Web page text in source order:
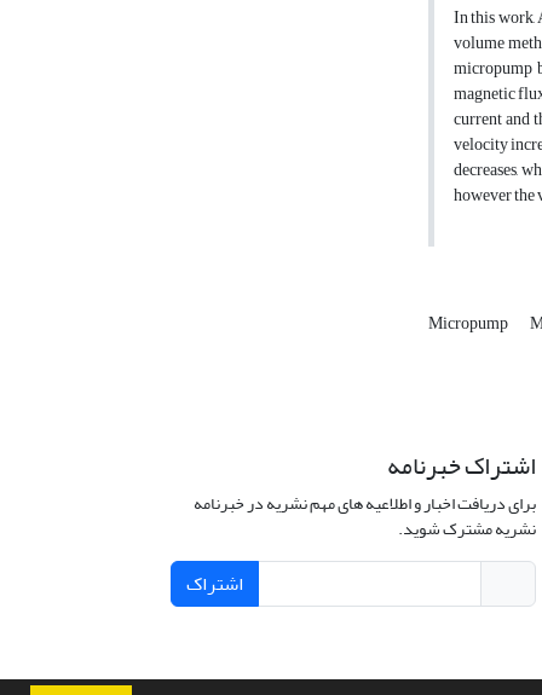
In this
volume
micropump
magnetic
current and
velocity
decreases,
however the
Micropump
اشتراک خبرنامه
برای دریافت اخبار و اطلاعیه های مهم نشریه در خبرنامه
نشریه مشترک شوید.
اشتراک